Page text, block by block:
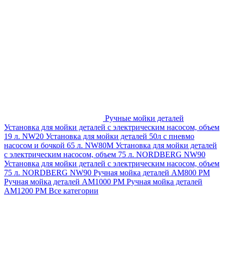
Ручные мойки деталей
Установка для мойки деталей с электрическим насосом, объем
19 л. NW20 Установка для мойки деталей 50л с пневмо
насосом и бочкой 65 л. NW80M Установка для мойки деталей
с электрическим насосом, объем 75 л. NORDBERG NW90
Установка для мойки деталей с электрическим насосом, объем
75 л. NORDBERG NW90 Ручная мойка деталей АМ800 РМ
Ручная мойка деталей АМ1000 РМ Ручная мойка деталей
АМ1200 РМ Все категории